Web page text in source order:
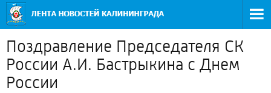
Поздравление Председателя СК
России А.И. Бастрыкина с Днем
России